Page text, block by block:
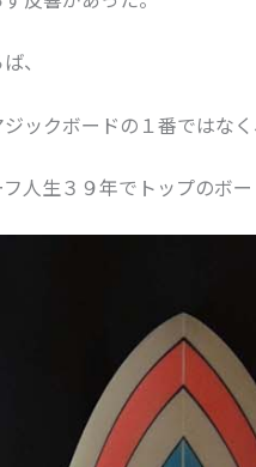
、
ックボードの１番ではなく
人生３９年でトップのボー